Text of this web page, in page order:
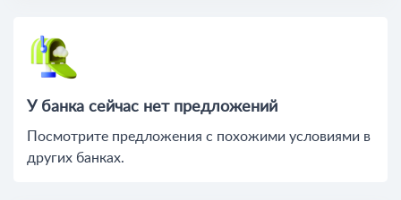
У банка сейчас нет предложений
Посмотрите предложения c похожими условиями в
других банках.